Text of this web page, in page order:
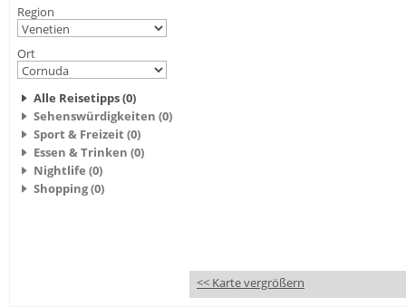
Region
Ort
Alle Reisetipps (0)
Sehenswürdigkeiten (0)
Sport & Freizeit (0)
Essen & Trinken (0)
Nightlife (0)
Shopping (0)
<< Karte vergrößern